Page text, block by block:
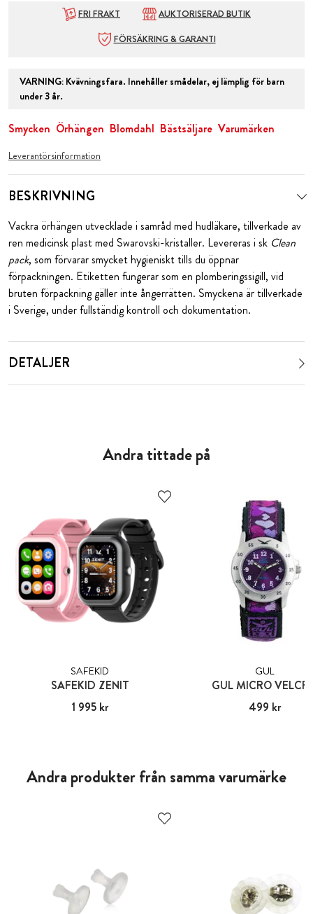
FRI FRAKT
AUKTORISERAD BUTIK
FÖRSÄKRING & GARANTI
VARNING: Kvävningsfara. Innehåller smådelar, ej lämplig för barn
under 3 år.
Smycken Örhängen Blomdahl Bästsäljare Varumärken
Leverantörsinformation
BESKRIVNING
Vackra örhängen utvecklade i samråd med hudläkare, tillverkade av
ren medicinsk plast med Swarovski-kristaller. Levereras i sk Clean
pack, som förvarar smycket hygieniskt tills du öppnar
förpackningen. Etiketten fungerar som en plomberingssigill, vid
bruten förpackning gäller inte ångerrätten. Smyckena är tillverkade
i Sverige, under fullständig kontroll och dokumentation.
DETALJER
Andra tittade på
SAFEKID
SAFEKID ZENIT
Pris :1 995 kr
1 995 kr
GUL
GUL MICRO
Pris:499 kr
499 kr
Andra produkter från samma varumärke